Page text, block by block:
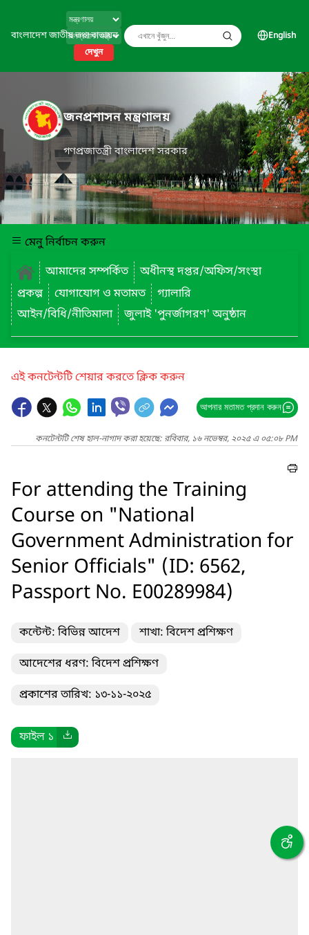
বাংলাদেশ জাতীয় তথ্য বাতায়ন
দেখুন
English
জনপ্রশাসন মন্ত্রণালয়
গণপ্রজাতন্ত্রী বাংলাদেশ সরকার
মেনু নির্বাচন করুন
আমাদের সম্পর্কিত
অধীনস্থ দপ্তর/অফিস/সংস্থা
প্রকল্প
যোগাযোগ ও মতামত
গ্যালারি
আইন/বিধি/নীতিমালা
জুলাই 'পুনর্জাগরণ' অনুষ্ঠান
এই কনটেন্টটি শেয়ার করতে ক্লিক করুন
আপনার মতামত প্রদান করুন
কনটেন্টটি শেষ হাল-নাগাদ করা হয়েছে: রবিবার, ১৬ নভেম্বর, ২০২৫ এ ০৫:০৮ PM
For attending the Training
Course on "National
Government Administration for
Senior Officials" (ID: 6562,
Passport No. E00289984)
কন্টেন্ট: বিভিন্ন আদেশ শাখা: বিদেশ প্রশিক্ষণ
আদেশের ধরণ: বিদেশ প্রশিক্ষণ
প্রকাশের তারিখ: ১৩-১১-২০২৫
ফাইল ১